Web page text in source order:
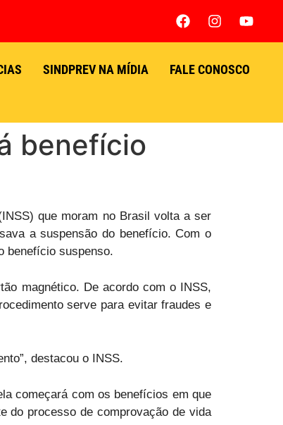
SINDPREV NA MÍDIA FALE CONOSCO
benefício
que moram no Brasil volta a ser
a suspensão do benefício. Com o
benefício suspenso.
magnético. De acordo com o INSS,
serve para evitar fraudes e
destacou o INSS.
começará com os benefícios em que
do processo de comprovação de vida